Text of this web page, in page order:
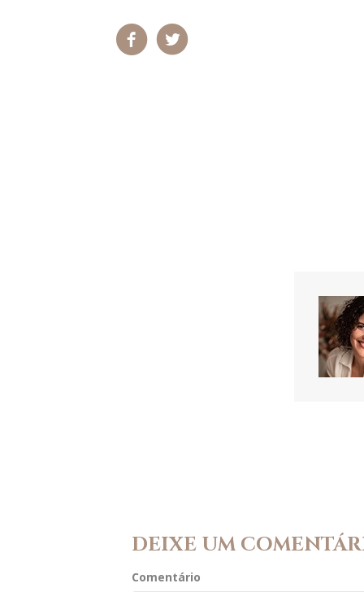
DEIXE UM
Comentário